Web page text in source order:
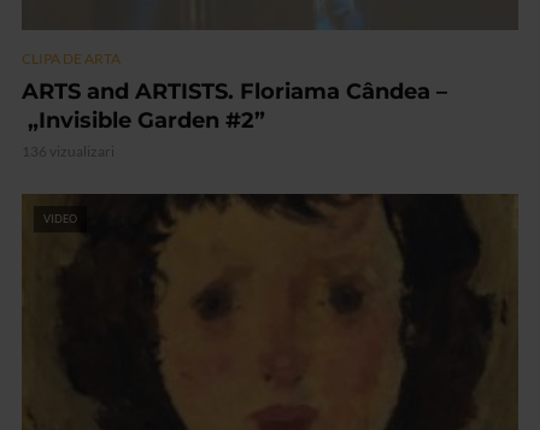
CLIPA DE ARTA
ARTS and ARTISTS. Floriama Cândea –
„Invisible Garden #2”
136 vizualizari
VIDEO